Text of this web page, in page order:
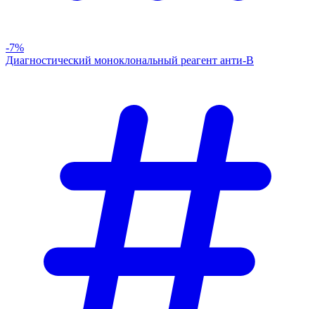
-7%
Диагностический моноклональный реагент анти-В